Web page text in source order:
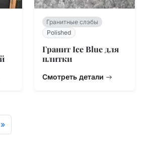
Гранитные слэбы
Polished
Гранит Ice Blue для
плитки
Смотреть детали